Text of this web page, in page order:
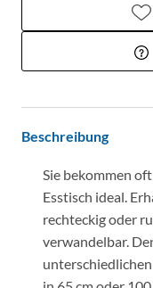
Beschreibung
Sie bekommen
Esstisch ideal.
rechteckig oder
verwandelbar.